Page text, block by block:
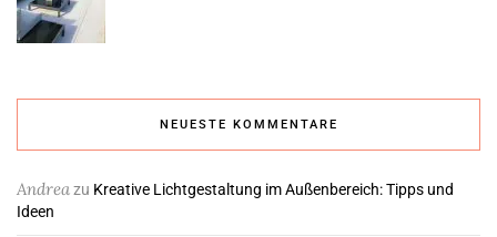
NEUESTE KOMMENTARE
Andreazu Kreative Lichtgestaltung im Außenbereich: Tipps und
Ideen